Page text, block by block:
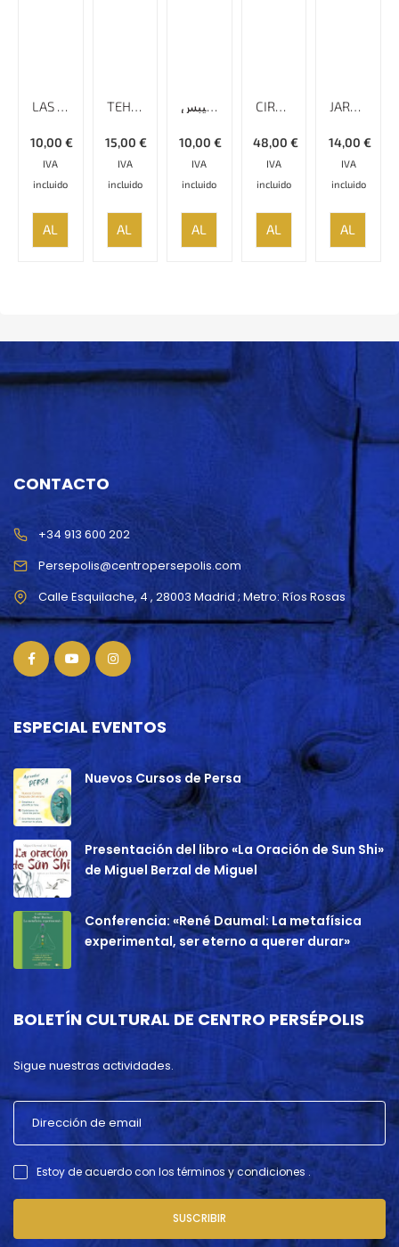
LAS SIETE PRINCESAS
€
10,00
IVA
incluido
AL
CARRITO
TEHERAN & MADRID ENTRE DOS LUCES
€
15,00
IVA
incluido
AL
CARRITO
بانوى سرخ يوش برزمينهى خاكسترى ميكَل دليبس
€
10,00
IVA
incluido
AL
CARRITO
CIRO, REY DE ANSAN – ORIGEN Y FORMACIÓN DEL IMPERIO PERSA
€
48,00
IVA
incluido
AL
CARRITO
JARRAQANI, UN SUFÍ PERSA
€
14,00
IVA
incluido
AL
CARRITO
CONTACTO
Persepolis@centropersepolis.com
+34 913 600 202
ESPECIAL EVENTOS
Nuevos Cursos de Persa
Presentación del libro «La Oración de Sun Shi»
de Miguel Berzal de Miguel
Conferencia: «René Daumal: La metafísica
experimental, ser eterno a querer durar»
BOLETÍN CULTURAL DE CENTRO PERSÉPOLIS
Sigue nuestras actividades.
Estoy de acuerdo con los términos y condiciones .
SUSCRIBIR